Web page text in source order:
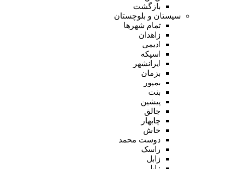
بازگشت
سیستان و بلوچستان
تمام شهر‌ها
زاهدان
ادیمی
اسپکه
ایرانشهر
بزمان
بمپور
بنت
پیشین
جالق
چابهار
خاش
دوست محمد
راسک
زابل